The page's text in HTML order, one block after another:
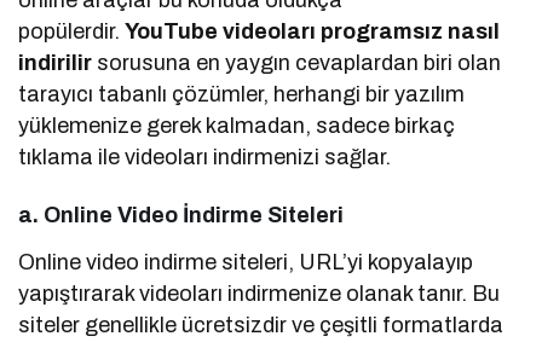
popülerdir.YouTube videoları programsız nasıl
indirilir sorusuna en yaygın cevaplardan biri olan
tarayıcı tabanlı çözümler, herhangi bir yazılım
yüklemenize gerek kalmadan, sadece birkaç
tıklama ile videoları indirmenizi sağlar.
a. Online Video İndirme Siteleri
Online video indirme siteleri, URL’yi kopyalayıp
yapıştırarak videoları indirmenize olanak tanır. Bu
siteler genellikle ücretsizdir ve çeşitli formatlarda